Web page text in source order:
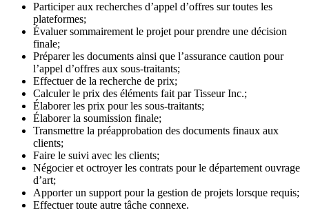
Participer aux recherches d’appel d’offres sur toutes les
plateformes;
Évaluer sommairement le projet pour prendre une décision
finale;
Préparer les documents ainsi que l’assurance caution pour
l’appel d’offres aux sous-traitants;
Effectuer de la recherche de prix;
Calculer le prix des éléments fait par Tisseur Inc.;
Élaborer les prix pour les sous-traitants;
Élaborer la soumission finale;
Transmettre la préapprobation des documents finaux aux
clients;
Faire le suivi avec les clients;
Négocier et octroyer les contrats pour le département ouvrage
d’art;
Apporter un support pour la gestion de projets lorsque requis;
Effectuer toute autre tâche connexe.